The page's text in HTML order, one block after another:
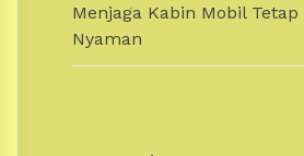
Menjaga Kabin Mobil Tetap
Nyaman